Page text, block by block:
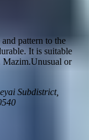
pattern to the
It is suitable
Mazim.Unusual or
Subdistrict,